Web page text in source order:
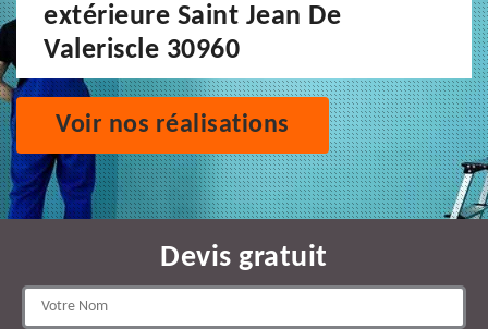
extérieure Saint Jean De
Valeriscle 30960
Voir nos réalisations
Devis gratuit